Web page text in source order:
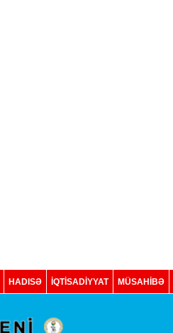
HADISƏ İQTISADIYYAT MÜSAHİBƏ